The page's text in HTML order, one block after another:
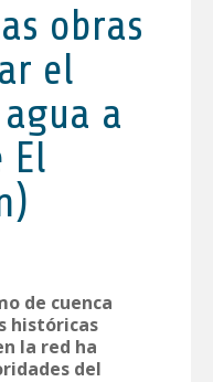
obras
el
a
El
de cuenca
históricas
la red ha
del